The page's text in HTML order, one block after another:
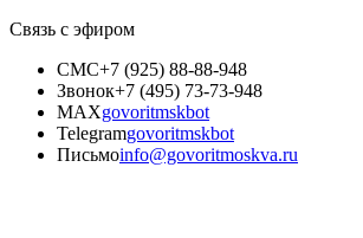
Связь с эфиром
СМС+7 (925) 88-88-948
Звонок+7 (495) 73-73-948
MAXgovoritmskbot
Telegramgovoritmskbot
Письмоinfo@govoritmoskva.ru